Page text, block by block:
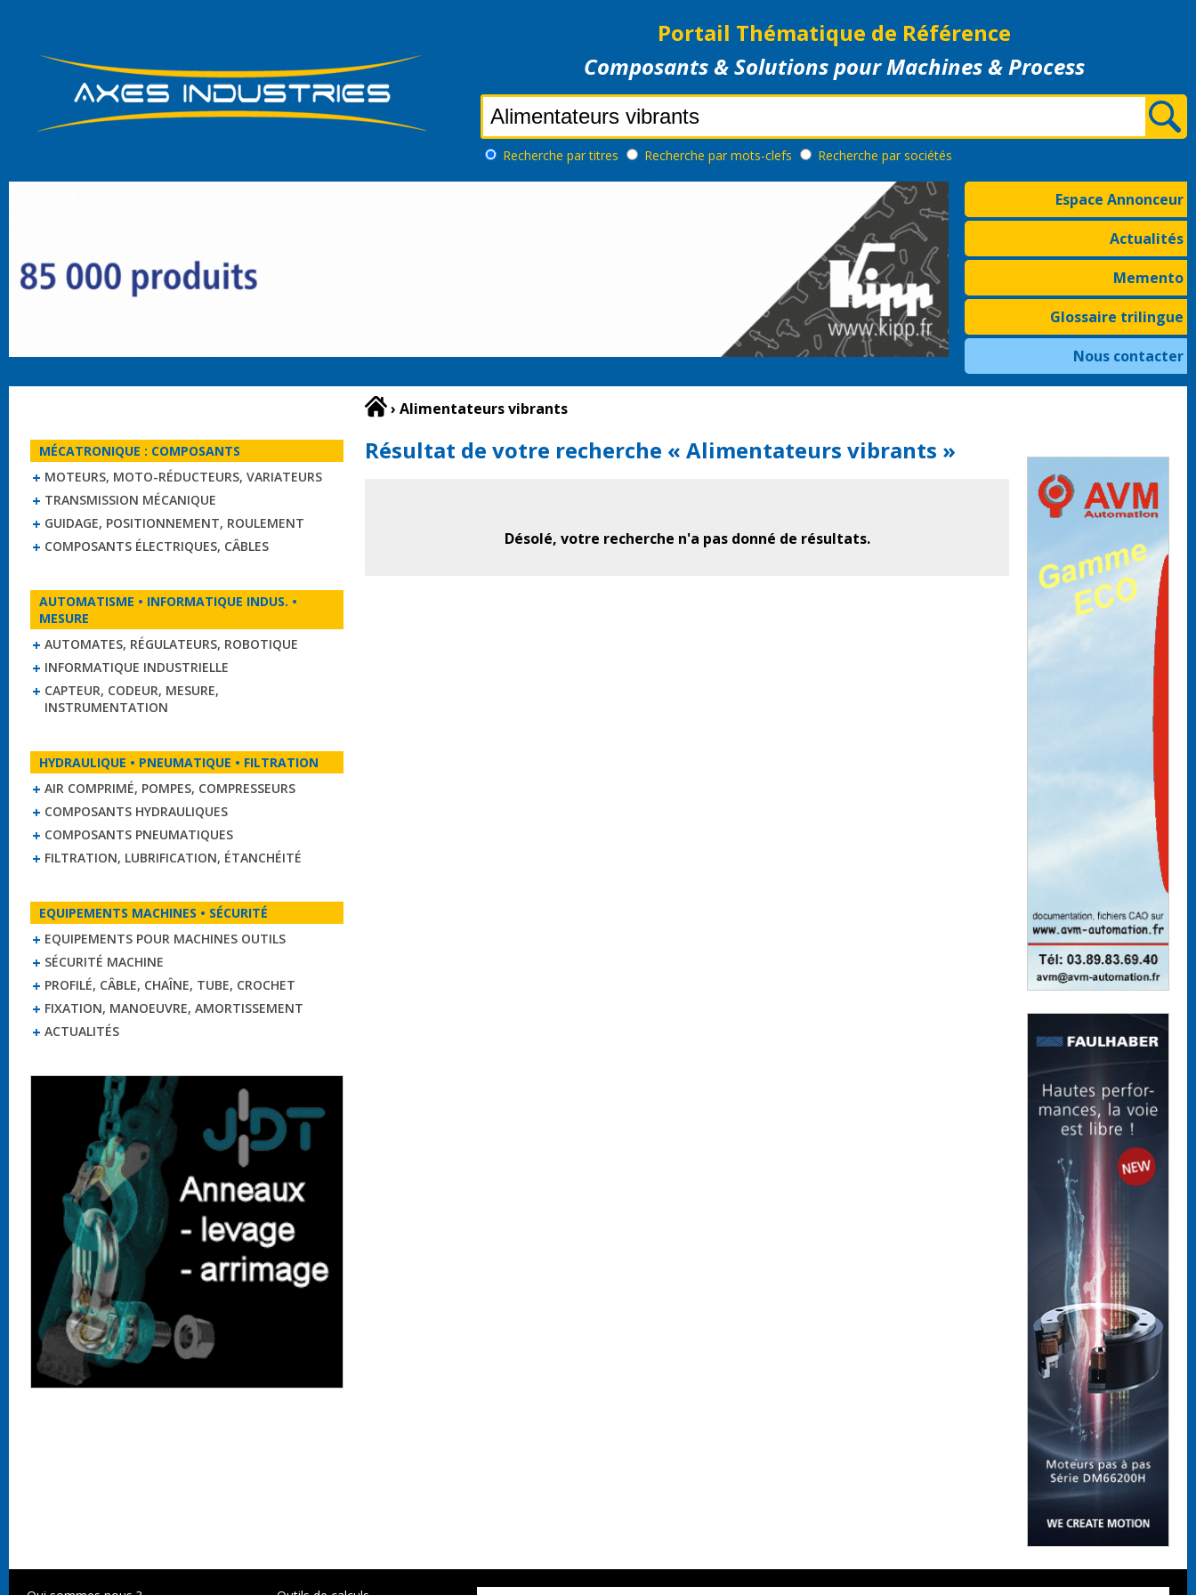
Portail Thématique de Référence
Composants & Solutions pour Machines & Process
Recherche par titres Recherche par mots-clefs Recherche par sociétés
Espace Annonceur
Actualités
Memento
Glossaire trilingue
Nous contacter
MÉCATRONIQUE : COMPOSANTS
MOTEURS, MOTO-RÉDUCTEURS, VARIATEURS
TRANSMISSION MÉCANIQUE
GUIDAGE, POSITIONNEMENT, ROULEMENT
COMPOSANTS ÉLECTRIQUES, CÂBLES
AUTOMATISME • INFORMATIQUE INDUS. •
MESURE
AUTOMATES, RÉGULATEURS, ROBOTIQUE
INFORMATIQUE INDUSTRIELLE
CAPTEUR, CODEUR, MESURE,
INSTRUMENTATION
HYDRAULIQUE • PNEUMATIQUE • FILTRATION
AIR COMPRIMÉ, POMPES, COMPRESSEURS
COMPOSANTS HYDRAULIQUES
COMPOSANTS PNEUMATIQUES
FILTRATION, LUBRIFICATION, ÉTANCHÉITÉ
EQUIPEMENTS MACHINES • SÉCURITÉ
EQUIPEMENTS POUR MACHINES OUTILS
SÉCURITÉ MACHINE
PROFILÉ, CÂBLE, CHAÎNE, TUBE, CROCHET
FIXATION, MANOEUVRE, AMORTISSEMENT
ACTUALITÉS
› Alimentateurs vibrants
Résultat de votre recherche « Alimentateurs vibrants »
Désolé, votre recherche n'a pas donné de résultats.